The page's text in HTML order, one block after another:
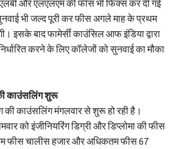
और एलएलएम की फीस भी फिक्स कर दी गई
भी जल्द पूरी कर फीस अगले माह के प्रथम
इसके बाद फामेर्सी काउंसिल आफ इंडिया द्वारा
करने के लिए कॉलेजों को सुनवाई का मौका
काउंसलिंग शुरू
की काउंसलिंग मंगलवार से शुरू हो रही है।
को इंजीनियरिंग डिग्री और डिप्लोमा की फीस
फीस चालीस हजार और अधिकतम फीस 67